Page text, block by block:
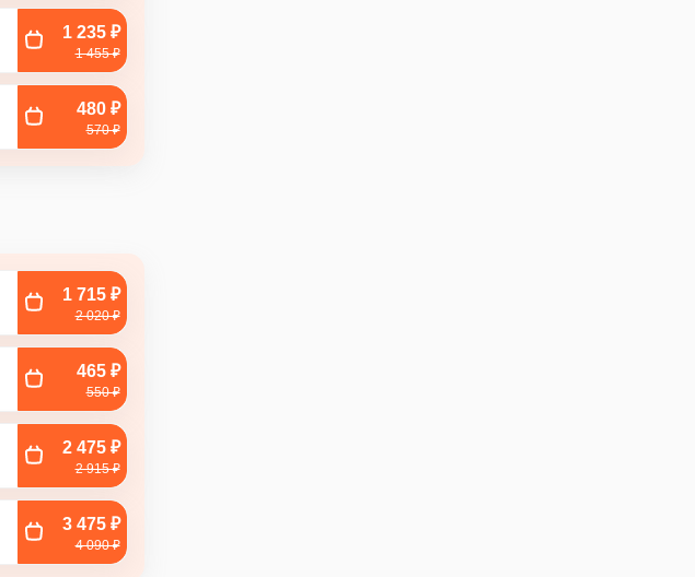
1 235 ₽
1 455 ₽
480 ₽
570 ₽
1 715 ₽
2 020 ₽
465 ₽
550 ₽
2 475 ₽
2 915 ₽
3 475 ₽
4 090 ₽